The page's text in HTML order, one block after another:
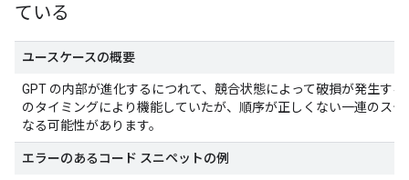
ている
ユースケースの概要
GPT の内部が進化するにつれて、競合状態によって破損が発生す
のタイミングにより機能していたが、順序が正しくない一連のス
なる可能性があります。
エラーのあるコード スニペットの例